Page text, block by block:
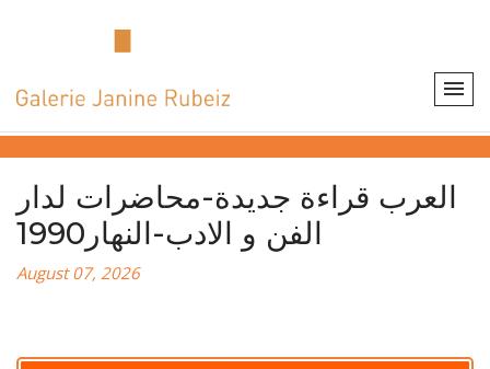
العرب قراءة جديدة-محاضرات لدار
الفن و الادب-النهار1990
August 07, 2026